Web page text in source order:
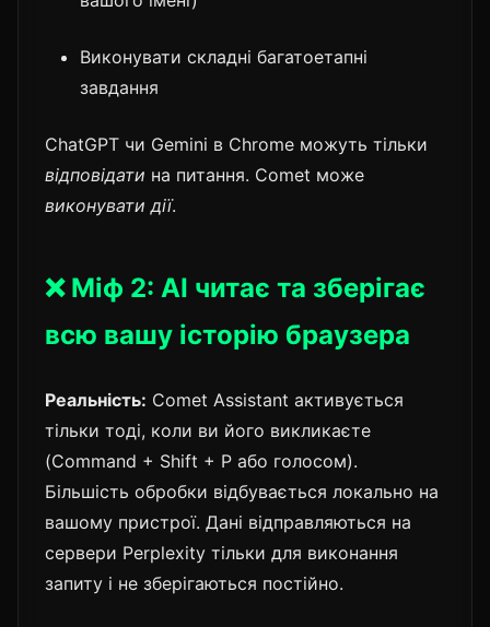
Виконувати складні багатоетапні
завдання
ChatGPT чи Gemini в Chrome можуть тільки
відповідати на питання. Comet може
виконувати дії.
❌ Міф 2: AI читає та зберігає
всю вашу історію браузера
Реальність: Comet Assistant активується
тільки тоді, коли ви його викликаєте
(Command + Shift + P або голосом).
Більшість обробки відбувається локально на
вашому пристрої. Дані відправляються на
сервери Perplexity тільки для виконання
запиту і не зберігаються постійно.